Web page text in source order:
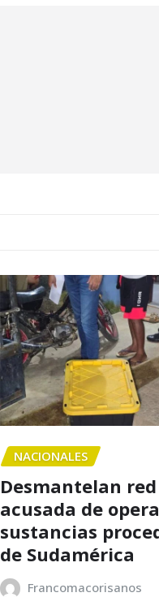
NACIONALES
Desmantelan red
acusada de
sustancias
de Sudamérica
Francomacorisanos